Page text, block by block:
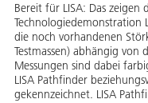
Bereit für LISA: Das zeigen
Technologiedemonstration
die noch vorhandenen
Testmassen) abhängig von
Messungen sind dabei
LISA Pathfinder
gekennzeichnet. LISA